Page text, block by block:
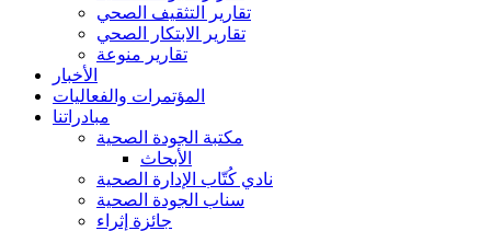
تقارير التثقيف الصحي
تقارير الابتكار الصحي
تقارير منوعة
الأخبار
المؤتمرات والفعاليات
مبادراتنا
مكتبة الجودة الصحية
الأبحاث
نادي كُتّاب الإدارة الصحية
سناب الجودة الصحية
جائزة إثراء